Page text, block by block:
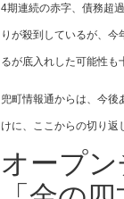
4期連続の赤字、債務超
りが殺到しているが、
るが底入れした可能性も
兜町情報通からは、今
けに、ここからの切り返
オープ